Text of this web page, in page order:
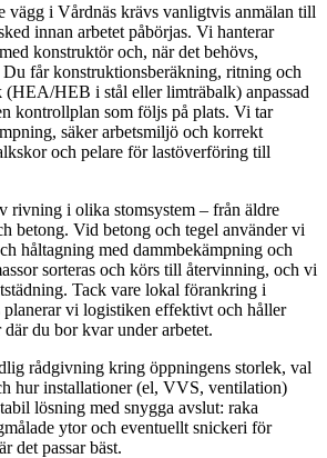
vägg i Vårdnäs krävs vanligtvis anmälan till
innan arbetet påbörjas. Vi hanterar
konstruktör och, när det behövs,
får konstruktionsberäkning, ritning och
(HEA/HEB i stål eller limträbalk) anpassad
kontrollplan som följs på plats. Vi tar
säker arbetsmiljö och korrekt
och pelare för lastöverföring till
rivning i olika stomsystem – från äldre
betong. Vid betong och tegel använder vi
håltagning med dammbekämpning och
sorteras och körs till återvinning, och vi
Tack vare lokal förankring i
vi logistiken effektivt och håller
du bor kvar under arbetet.
rådgivning kring öppningens storlek, val
hur installationer (el, VVS, ventilation)
lösning med snygga avslut: raka
ytor och eventuellt snickeri för
det passar bäst.